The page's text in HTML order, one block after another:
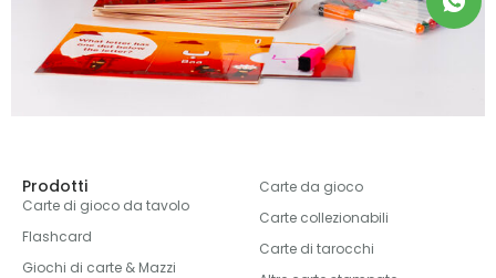
Prodotti
Carte di gioco da tavolo
Flashcard
Giochi di carte & Mazzi
Carte da gioco
Carte collezionabili
Carte di tarocchi